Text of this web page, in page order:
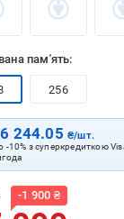
пам'ять:
256
244.05 ₴/шт.
-10% з суперкредиткою
-1 900 ₴